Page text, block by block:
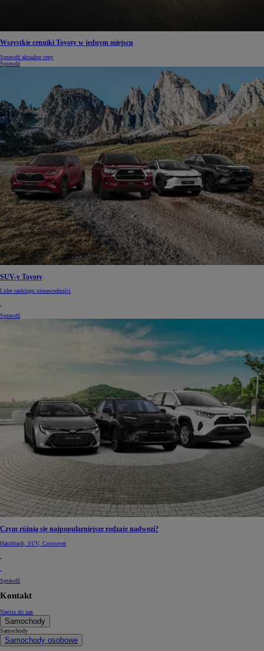
Wszystkie cenniki Toyoty w jednym miejscu
Sprawdź aktualne ceny
Sprawdź
SUV-y Toyoty
Lider rankingu niezawodności
Sprawdź
Czym różnią się najpopularniejsze rodzaje nadwozi?
Hatchback, SUV, Crossover
Sprawdź
Kontakt
Napisz do nas
Samochody
Samochody
Samochody osobowe